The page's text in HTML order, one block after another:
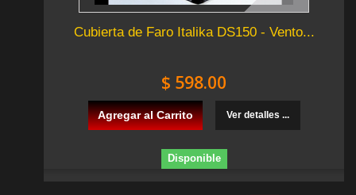
Cubierta de Faro Italika DS150 - Vento...
$ 598.00
Agregar al Carrito Ver detalles ...
Disponible